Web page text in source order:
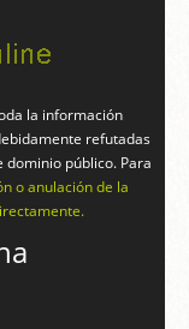
la información
refutadas
público. Para
o anulación de la